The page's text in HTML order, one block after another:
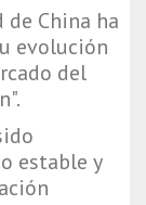
China ha
evolución
del
estable y